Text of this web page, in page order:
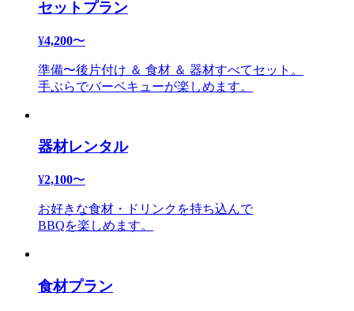
セットプラン
¥4,200〜
準備〜後片付け ＆ 食材 ＆ 器材すべてセット。
手ぶらでバーベキューが楽しめます。
器材レンタル
¥2,100〜
お好きな食材・ドリンクを持ち込んで
BBQを楽しめます。
食材プラン